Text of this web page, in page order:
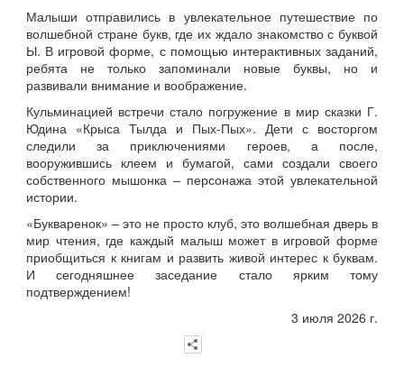
Малыши отправились в увлекательное путешествие по
волшебной стране букв, где их ждало знакомство с буквой
Ы. В игровой форме, с помощью интерактивных заданий,
ребята не только запоминали новые буквы, но и
развивали внимание и воображение.
Кульминацией встречи стало погружение в мир сказки Г.
Юдина «Крыса Тылда и Пых-Пых». Дети с восторгом
следили за приключениями героев, а после,
вооружившись клеем и бумагой, сами создали своего
собственного мышонка – персонажа этой увлекательной
истории.
«Букваренок» – это не просто клуб, это волшебная дверь в
мир чтения, где каждый малыш может в игровой форме
приобщиться к книгам и развить живой интерес к буквам.
И сегодняшнее заседание стало ярким тому
подтверждением!
3 июля 2026 г.